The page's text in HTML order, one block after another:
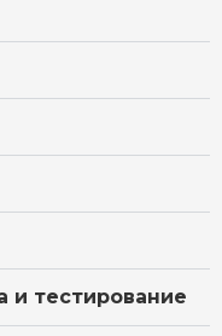
и тестирование